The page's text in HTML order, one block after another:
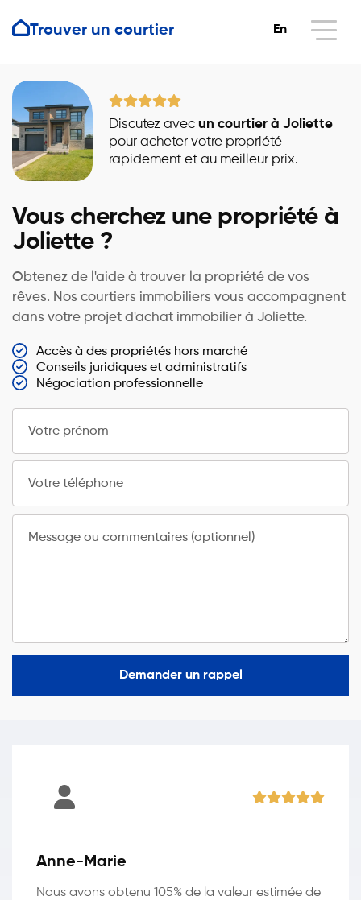
Trouver un courtier En
Discutez avec un courtier à Joliette
pour acheter votre propriété
rapidement et au meilleur prix.
Vous cherchez une propriété à
Joliette ?
Obtenez de l'aide à trouver la propriété de vos
rêves. Nos courtiers immobiliers vous accompagnent
dans votre projet d'achat immobilier à Joliette.
Accès à des propriétés hors marché
Conseils juridiques et administratifs
Négociation professionnelle
Votre prénom
Votre téléphone
Message ou commentaires (optionnel)
Demander un rappel
Anne-Marie
Nous avons obtenu 105% de la valeur estimée de